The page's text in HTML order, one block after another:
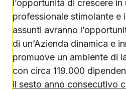
l’opportunità di crescere
professionale stimolante e
assunti avranno
di un’Azienda dinamica e
promuove un ambiente di
con circa 119.000
il sesto anno consecutivo